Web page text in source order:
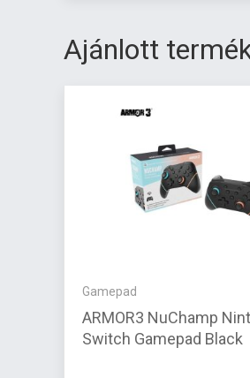
Ajánlott
Gamepad
ARMOR3 NuChamp
Switch Gamepad Black